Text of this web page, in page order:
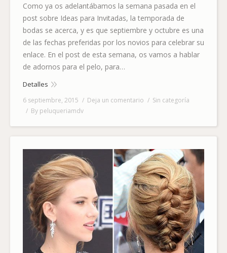
Como ya os adelantábamos la semana pasada en el
post sobre Ideas para Invitadas, la temporada de
bodas se acerca, y es que septiembre y octubre es una
de las fechas preferidas por los novios para celebrar su
enlace. En el post de esta semana, os vamos a hablar
de adornos para el pelo, para…
Detalles
6 septiembre, 2015 Deja un comentario
Sin categoría
By peluqueriamdv